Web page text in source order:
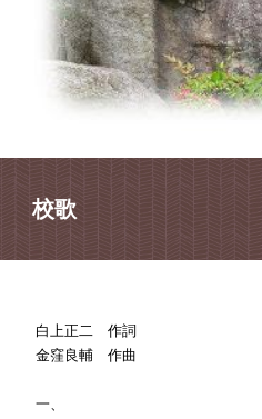
校歌
白上正二 作詞
金窪良輔 作曲
一、